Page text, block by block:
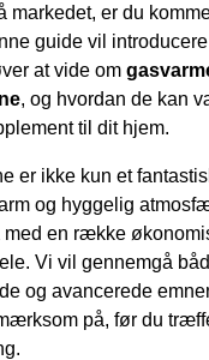
markedet, er du
guide vil
at vide om
, og hvordan de kan
til dit hjem.
er ikke kun et
og hyggelig
med en række
Vi vil gennemgå
og avancerede
på, før du